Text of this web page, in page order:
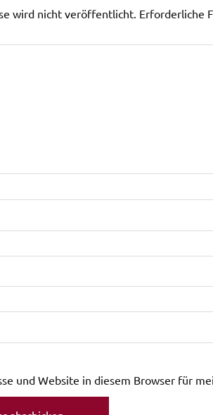
wird nicht veröffentlicht. Erforderliche
und Website in diesem Browser für